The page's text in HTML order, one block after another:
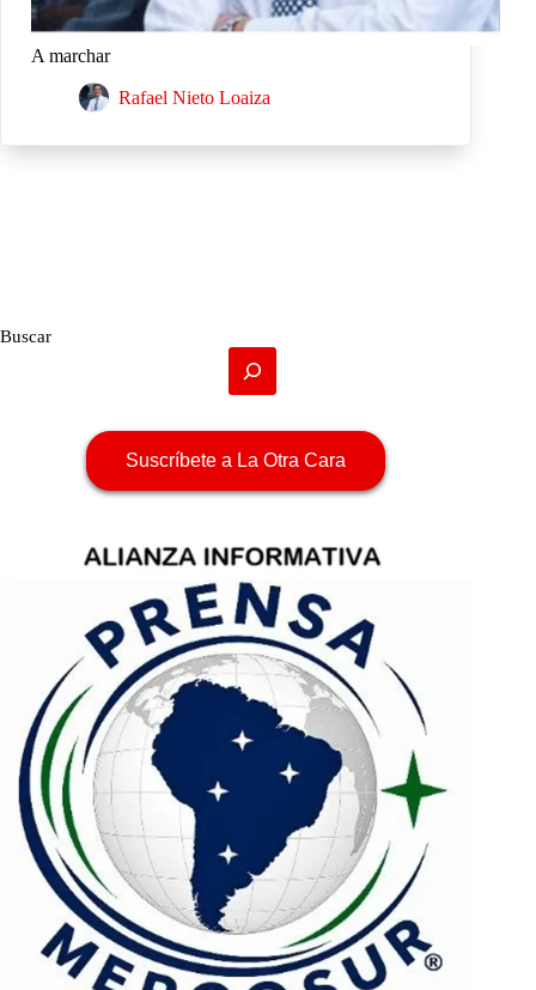
A marchar
Rafael Nieto Loaiza
Buscar
Suscríbete a La Otra Cara